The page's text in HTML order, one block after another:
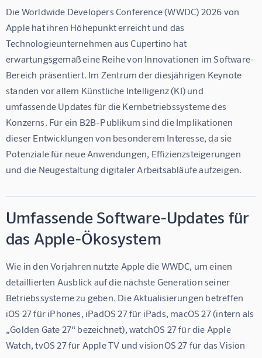
Die Worldwide Developers Conference (WWDC) 2026 von
Apple hat ihren Höhepunkt erreicht und das
Technologieunternehmen aus Cupertino hat
erwartungsgemäß eine Reihe von Innovationen im Software-
Bereich präsentiert. Im Zentrum der diesjährigen Keynote
standen vor allem Künstliche Intelligenz (KI) und
umfassende Updates für die Kernbetriebssysteme des
Konzerns. Für ein B2B-Publikum sind die Implikationen
dieser Entwicklungen von besonderem Interesse, da sie
Potenziale für neue Anwendungen, Effizienzsteigerungen
und die Neugestaltung digitaler Arbeitsabläufe aufzeigen.
Umfassende Software-Updates für
das Apple-Ökosystem
Wie in den Vorjahren nutzte Apple die WWDC, um einen
detaillierten Ausblick auf die nächste Generation seiner
Betriebssysteme zu geben. Die Aktualisierungen betreffen
iOS 27 für iPhones, iPadOS 27 für iPads, macOS 27 (intern als
„Golden Gate 27“ bezeichnet), watchOS 27 für die Apple
Watch, tvOS 27 für Apple TV und visionOS 27 für das Vision